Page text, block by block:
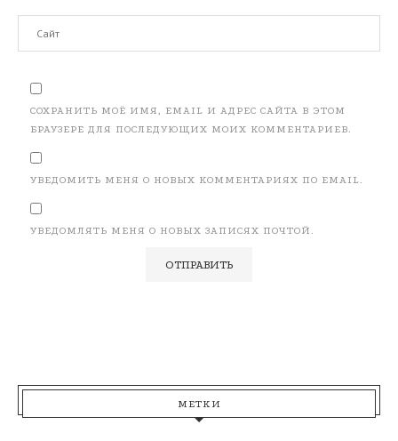
СОХРАНИТЬ МОЁ ИМЯ, EMAIL И АДРЕС САЙТА В ЭТОМ
БРАУЗЕРЕ ДЛЯ ПОСЛЕДУЮЩИХ МОИХ КОММЕНТАРИЕВ.
УВЕДОМИТЬ МЕНЯ О НОВЫХ КОММЕНТАРИЯХ ПО EMAIL.
УВЕДОМЛЯТЬ МЕНЯ О НОВЫХ ЗАПИСЯХ ПОЧТОЙ.
МЕТКИ